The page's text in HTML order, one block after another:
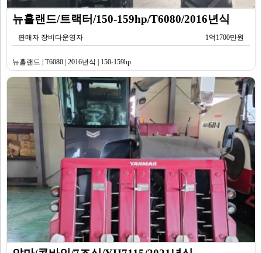
뉴홀랜드/트랙터/150-159hp/T6080/2016년식
판매자 장비다운영자 1억1700만원
뉴홀랜드 | T6080 | 2016년식 | 150-159hp